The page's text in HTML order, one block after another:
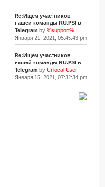
Re:Ищем участников
нашей команды RU.PSI в
Telegram by %support%
Января 21, 2021, 05:45:43 pm
Re:Ищем участников
нашей команды RU.PSI в
Telegram by Unlocal User
Января 15, 2021, 07:32:34 pm